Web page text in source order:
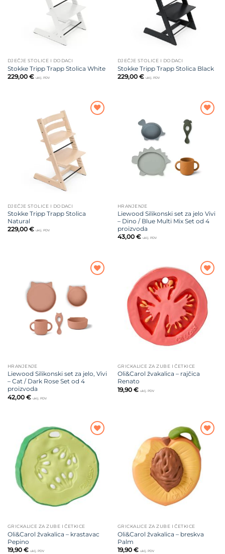
DJEČJE STOLICE I DODACI
Stokke Tripp Trapp Stolica White
229,00 € uklj. PDV
DJEČJE STOLICE I DODACI
Stokke Tripp Trapp Stolica Black
229,00 € uklj. PDV
DJEČJE STOLICE I DODACI
Stokke Tripp Trapp Stolica
Natural
229,00 € uklj. PDV
HRANJENJE
Liewood Silikonski set za jelo Vivi
– Dino / Blue Multi Mix Set od 4
proizvoda
43,00 € uklj. PDV
na listu
želja
HRANJENJE
Liewood Silikonski set za jelo, Vivi
– Cat / Dark Rose Set od 4
proizvoda
42,00 € uklj. PDV
Dodajte
na listu
želja
GRICKALICE ZA ZUBE I ČETKICE
Oli&Carol žvakalica – rajčica
Renato
19,90 € uklj. PDV
Dodajte
na listu
želja
GRICKALICE ZA ZUBE I ČETKICE
Oli&Carol žvakalica – krastavac
Pepino
19,90 € uklj. PDV
Dodajte
na listu
želja
GRICKALICE ZA ZUBE I ČETKICE
Oli&Carol žvakalica – breskva
Palm
19,90 € uklj. PDV